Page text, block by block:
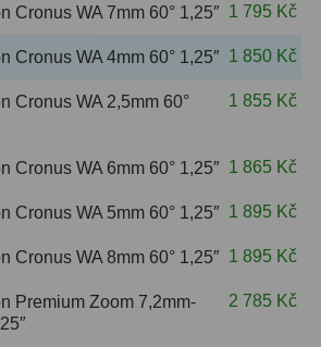
Cronus WA 7mm 60° 1,25″ 1 795 Kč
Cronus WA 4mm 60° 1,25″ 1 850 Kč
Cronus WA 2,5mm 60°
1 855 Kč
Cronus WA 6mm 60° 1,25″ 1 865 Kč
Cronus WA 5mm 60° 1,25″ 1 895 Kč
Cronus WA 8mm 60° 1,25″ 1 895 Kč
Premium Zoom 7,2mm-
2 785 Kč